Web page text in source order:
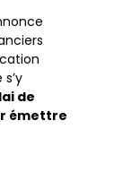
de
émettre